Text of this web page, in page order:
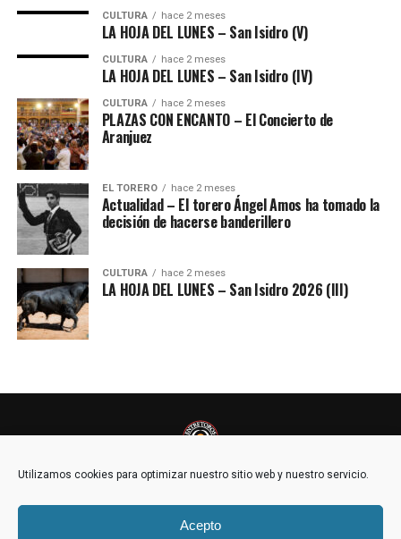
Utilizamos cookies para optimizar nuestro sitio web y nuestro servicio.
Acepto
CULTURA hace 2 meses
LA HOJA DEL LUNES – San Isidro (V)
CULTURA hace 2 meses
LA HOJA DEL LUNES – San Isidro (IV)
CULTURA hace 2 meses
PLAZAS CON ENCANTO – El Concierto de
Aranjuez
EL TORERO hace 2 meses
Actualidad – El torero Ángel Amos ha tomado la
decisión de hacerse banderillero
CULTURA hace 2 meses
LA HOJA DEL LUNES – San Isidro 2026 (III)
POLÍTICA DE COOKIES (UE)